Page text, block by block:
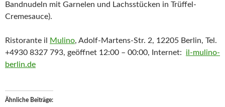
Bandnudeln mit Garnelen und Lachsstücken in Trüffel-
Cremesauce).
Ristorante il Mulino, Adolf-Martens-Str. 2, 12205 Berlin, Tel.
+4930 8327 793, geöffnet 12:00 – 00:00, Internet: il-mulino-
berlin.de
Ähnliche Beiträge